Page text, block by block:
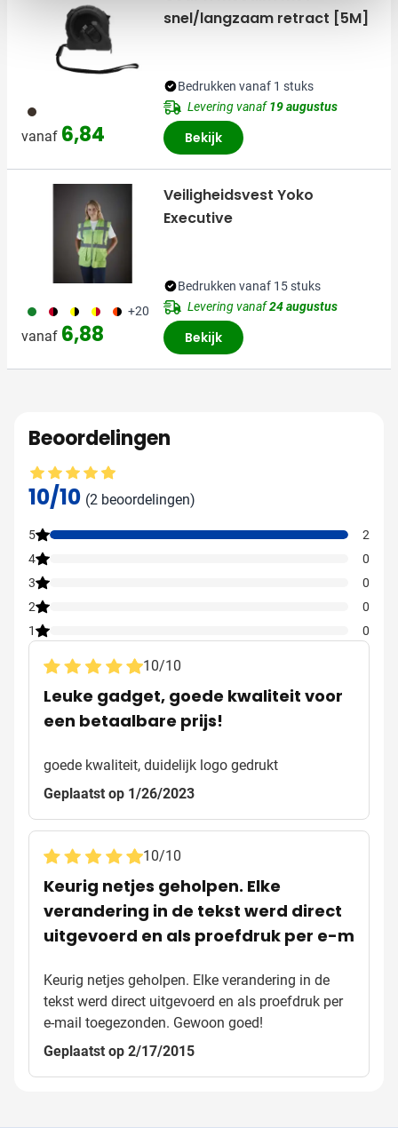
001
vanaf 6,84
snel/langzaam retract [5M]
Bedrukken vanaf 1 stuks
Levering vanaf19 augustus
Bekijk
790 175 076 297 210 +20
vanaf 6,88
Veiligheidsvest Yoko
Executive
Bedrukken vanaf 15 stuks
Levering vanaf24 augustus
Bekijk
Beoordelingen
Gemiddelde beoordeling: 10 van 10
10/10 (2 beoordelingen)
5
2
4
0
3
0
2
0
1
0
10/10
Leuke gadget, goede kwaliteit voor
een betaalbare prijs!
goede kwaliteit, duidelijk logo gedrukt
Geplaatst op 1/26/2023
10/10
Keurig netjes geholpen. Elke
verandering in de tekst werd direct
uitgevoerd en als proefdruk per e-m
Keurig netjes geholpen. Elke verandering in de
tekst werd direct uitgevoerd en als proefdruk per
e-mail toegezonden. Gewoon goed!
Geplaatst op 2/17/2015